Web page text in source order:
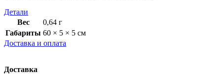
Детали
Вес
0,64 г
Габариты 60 × 5 × 5 см
Доставка и оплата
Доставка